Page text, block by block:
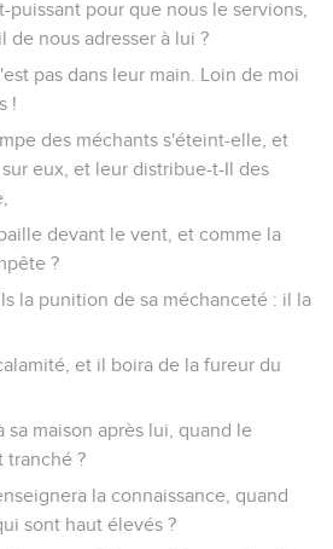
puissant pour que nous le servions,
de nous adresser à lui ?
pas dans leur main. Loin de moi
!
des méchants s'éteint-elle, et
eux, et leur distribue-t-Il des
devant le vent, et comme la
?
la punition de sa méchanceté : il la
et il boira de la fureur du
sa maison après lui, quand le
tranché ?
la connaissance, quand
sont haut élevés ?